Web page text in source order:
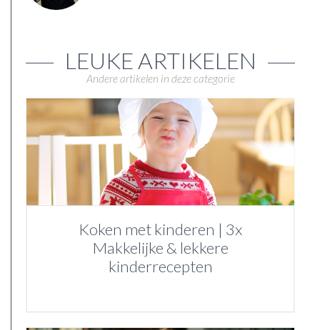
LEUKE ARTIKELEN
Andere artikelen in deze categorie
Koken met kinderen | 3x
Makkelijke & lekkere
kinderrecepten